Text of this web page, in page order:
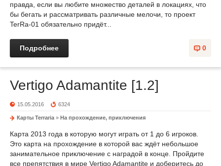
правда, если вы любите множество деталей в локациях, что
бы бегать и рассматривать различные мелочи, то проект
TerRa-01 обязательно придёт...
0
Подробнее
Vertigo Adamantite [1.2]
15.05.2016 6324
Карты Terraria » На прохождение, приключения
Карта 2013 года в которую могут играть от 1 до 6 игроков.
Это карта на прохождение в которой вас ждёт небольшое
занимательное приключение с наградой в конце. Пройдите
все препятствия в мире Vertigo Adamantite и доберитесь до